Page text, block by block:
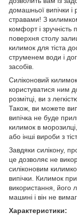
домашньої випічки і
стравами! З
комфорт і зручність
поверхня столу
килимок для тіста
струменем води і
засобів.
Силіконовий
користуватися ним
розмітці, ви з
Також, ви можете
випічка не буде
килимок в
або інші вироби з
Завдяки силікону,
це дозволяє не
силіконовим
випічки. Килимок
використання, його
машині і він не
Характеристики: